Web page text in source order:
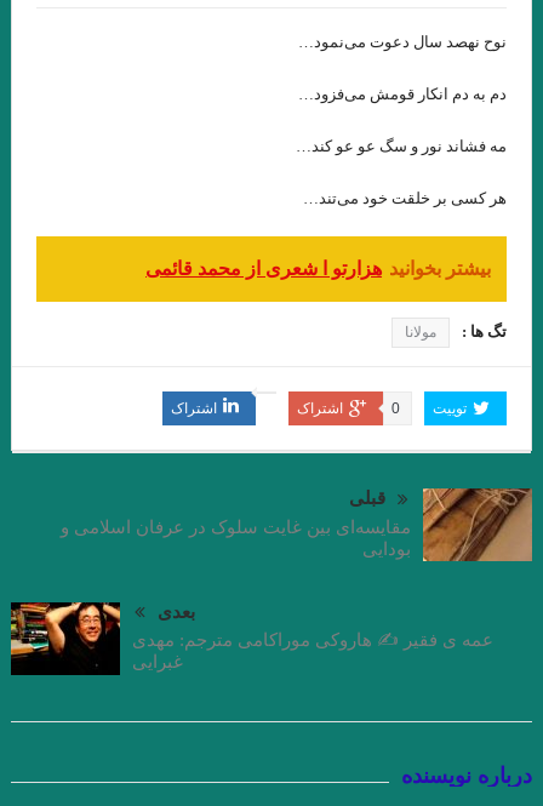
یقینی با قلم: فریبا چلبی‌یانی
نگاهی فلسفی به داستان کوتاه “نقاشی ماریا” نوشته ی “میترا داور”.
جواد اسحاقیان. قسمت نهم
“آکواریوم شماره ی چهار” از “میترا داور” قسمت هشتم . جواد
اسحاقیان
“فریبا چلبی یانی” . قسمت ششم. جواداسحاقیان
نوولت “سنگ یَشم” نوشته ی “مریم جهانی” / قسمت پنجم جواد
چند شعر کوتاه از زانا کوردستانی
نيمى از شب يا اندكى از آن را بكاه
کاترین استریسیک. ترجمه:رزا جمالی
نوح نهصد سال دعوت می‌نمود…
دم به دم انکار قومش می‌فزود…
مه فشاند نور و سگ عو عو کند…
هر کسی بر خلقت خود می‌تند…
بیشتر بخوانید هزارتو ا شعری از محمد قائمی
تگ ها : مولانا
توییت اشتراک 0 اشتراک
قبلی
مقایسه‌اى بین غایت سلوک در عرفان اسلامى و
بودایى
بعدی
عمه ی فقیر ✍ هاروکی موراکامی مترجم: مهدی
غبرایی
درباره نویسنده